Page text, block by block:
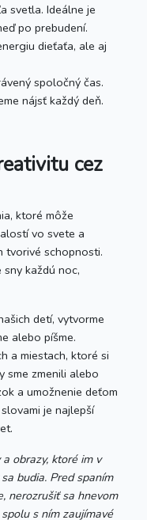
svetla. Ideálne je
po prebudení.
dieťaťa, ale aj
spoločný čas.
nájsť každý deň.
cez
ktoré môže
vo svete a
tvorivé schopnosti.
každú noc,
detí, vytvorme
alebo píšme.
a miestach, ktoré si
sme zmenili alebo
a umožnenie deťom
je najlepší
obrazy, ktoré im v
budia. Pred spaním
nerozrušiť sa hnevom
s ním zaujímavé